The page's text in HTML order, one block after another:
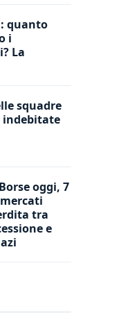
quanto
i
La
squadre
indebitate
oggi, 7
tra
e